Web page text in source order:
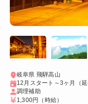
岐阜県 飛騨高山
12月スタート～3ヶ月（延
調理補助
1,300円 （時給）